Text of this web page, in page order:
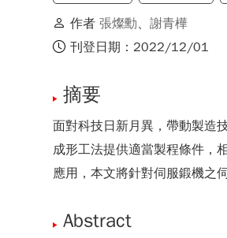
作者張燦勳、謝青樺
刊登日期：2022/12/01
摘要
面對科技日新月異，帶動製造
成形工法提供適當製程條件，
應用，本文將針對伺服鍛機之
Abstract